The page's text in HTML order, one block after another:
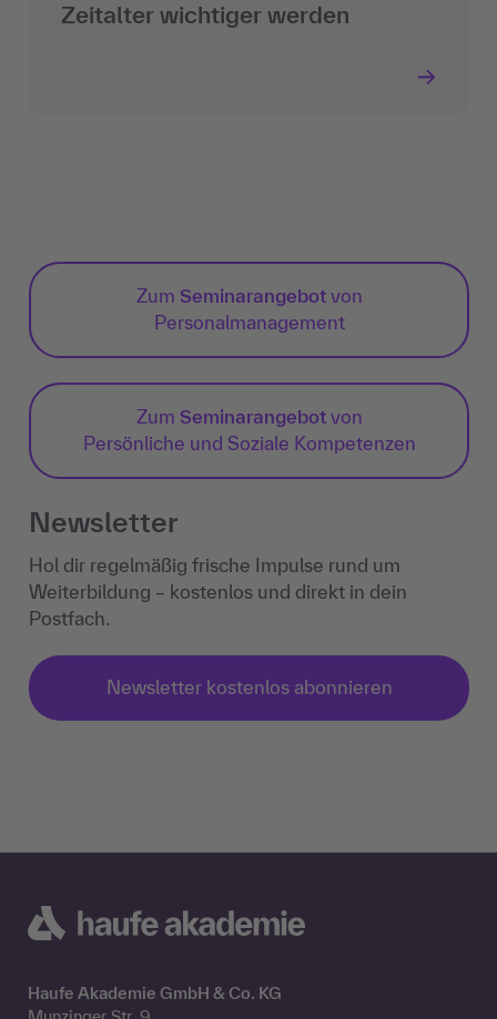
Zeitalter wichtiger werden
Zum Seminarangebotvon
Personalmanagement
Zum Seminarangebotvon
Persönliche und Soziale Kompetenzen
Newsletter
Hol dir regelmäßig frische Impulse rund um
Weiterbildung – kostenlos und direkt in dein
Postfach.
Newsletter kostenlos abonnieren
Haufe Akademie GmbH & Co. KG